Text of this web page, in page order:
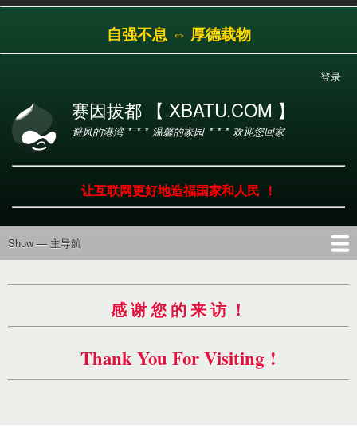
转
到
内
容
自强不息 ⇔ 厚德载物
户
登录
赛因拔都 【 XBATU.COM 】
避风的港湾 * * * 温馨的家园 * * * 欢迎您回家
让互联网更好地造福国家和人民 ！
主
航
Show — 主导航
感 谢 您 的 来 访 ！
Thank You For Visiting !